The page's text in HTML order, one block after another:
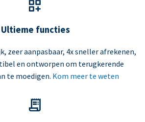
Ultieme functies
zeer aanpasbaar, 4x sneller afrekenen,
en ontworpen om terugkerende
te moedigen. Kom meer te weten